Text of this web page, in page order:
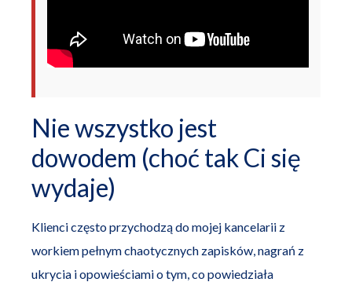
Nie wszystko jest
dowodem (choć tak Ci się
wydaje)
Klienci często przychodzą do mojej kancelarii z
workiem pełnym chaotycznych zapisków, nagrań z
ukrycia i opowieściami o tym, co powiedziała